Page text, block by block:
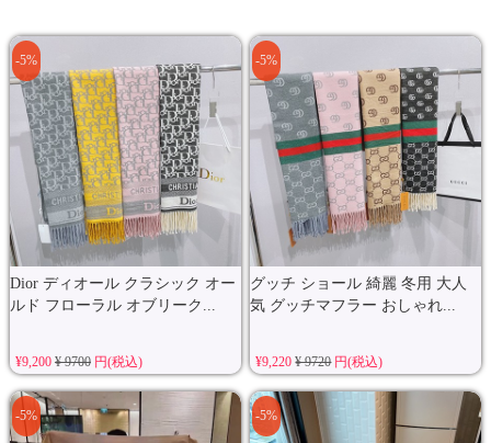
Dior ディオール クラシック オー
ルド フローラル オブリーク...
-5%
¥9,200 ¥ 9700円(税込)
グッチ ショール 綺麗 冬用 大人
気 グッチマフラー おしゃれ...
-5%
¥9,220¥ 9720円(税込)
-5% -5%